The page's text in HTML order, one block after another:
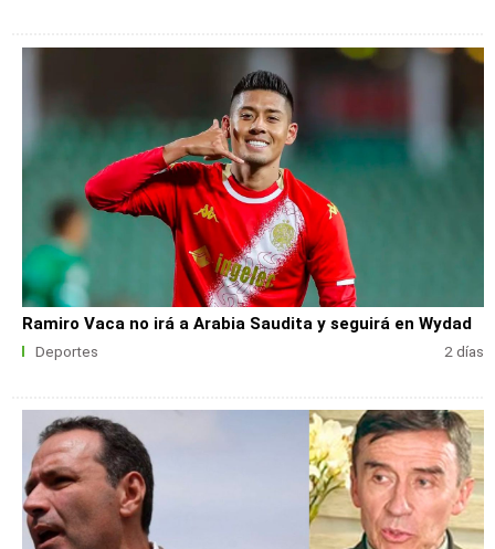
Ramiro Vaca no irá a Arabia Saudita y seguirá en Wydad
Deportes 2 días